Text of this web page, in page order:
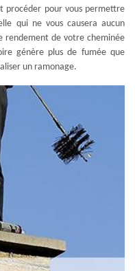
procéder pour vous permettre
qui ne vous causera aucun
rendement de votre cheminée
génère plus de fumée que
un ramonage.